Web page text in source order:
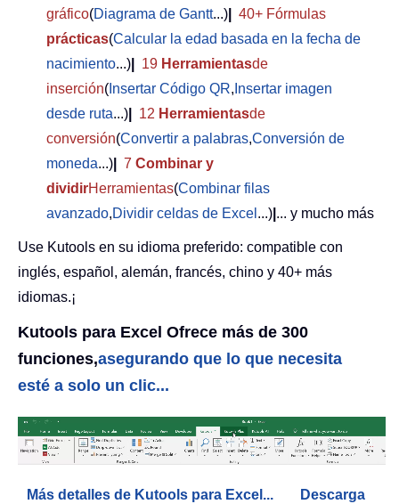
gráfico(Diagrama de Gantt...)
40+ Fórmulas
prácticas(Calcular la edad basada en la fecha de
nacimiento...) 19 Herramientasde
inserción( Insertar Código QR, Insertar imagen
desde ruta...) 12 Herramientasde
conversión(Convertir a palabras,Conversión de
moneda...) 7 Combinar y
dividirHerramientas(Combinar filas
avanzado,Dividir celdas de Excel ...) ... y mucho más
Use Kutools en su idioma preferido: compatible con
inglés, español, alemán, francés, chino y 40+ más
idiomas.¡
Kutools para Excel Ofrece más de 300
funciones,asegurando que lo que necesita
esté a solo un clic...
Más detalles de Kutools para Excel...
Descarga